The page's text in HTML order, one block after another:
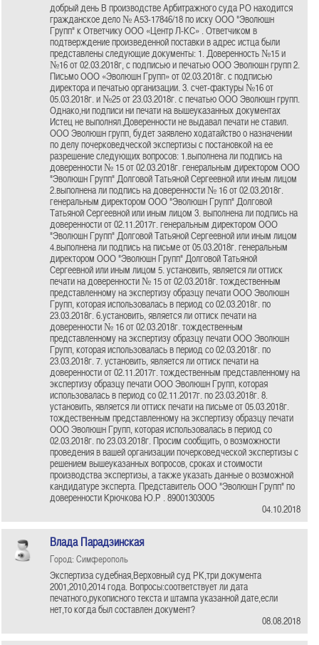
добрый день В производстве Арбитражного суда РО находится
гражданское дело № А53-17846/18 по иску ООО "Эволюшн
Групп" к Ответчику ООО «Центр Л-КС» . Ответчиком в
подтверждение произведенной поставки в адрес истца были
представлены следующие документы: 1. Доверенность №15 и
№16 от 02.03.2018г, с подписью и печатью ООО Эволюшн групп 2.
Письмо ООО «Эволюшн Групп» от 02.03.2018г. с подписью
директора и печатью организации. 3. счет-фактуры №16 от
05.03.2018г. и №25 от 23.03.2018г. с печатью ООО Эволюшн групп.
Однако,ни подписи ни печати на вышеуказанных документах
Истец не выполнял.Доверенности не выдавал печати не ставил.
ООО Эволюшн групп, будет заявлено ходатайство о назначении
по делу почерковедческой экспертизы с постановкой на ее
разрешение следующих вопросов: 1.выполнена ли подпись на
доверенности № 15 от 02.03.2018г. генеральным директором ООО
"Эволюшн Групп" Долговой Татьяной Сергеевной или иным лицом
2.выполнена ли подпись на доверенности № 16 от 02.03.2018г.
генеральным директором ООО "Эволюшн Групп" Долговой
Татьяной Сергеевной или иным лицом 3. выполнена ли подпись на
доверенности от 02.11.2017г. генеральным директором ООО
"Эволюшн Групп" Долговой Татьяной Сергеевной или иным лицом
4.выполнена ли подпись на письме от 05.03.2018г. генеральным
директором ООО "Эволюшн Групп" Долговой Татьяной
Сергеевной или иным лицом 5. установить, является ли оттиск
печати на доверенности № 15 от 02.03.2018г. тождественным
представленному на экспертизу образцу печати ООО Эволюшн
Групп, которая использовалась в период со 02.03.2018г. по
23.03.2018г. 6.установить, является ли оттиск печати на
доверенности № 16 от 02.03.2018г. тождественным
представленному на экспертизу образцу печати ООО Эволюшн
Групп, которая использовалась в период со 02.03.2018г. по
23.03.2018г. 7. установить, является ли оттиск печати на
доверенности от 02.11.2017г. тождественным представленному на
экспертизу образцу печати ООО Эволюшн Групп, которая
использовалась в период со 02.11.2017г. по 23.03.2018г. 8.
установить, является ли оттиск печати на письме от 05.03.2018г.
тождественным представленному на экспертизу образцу печати
ООО Эволюшн Групп, которая использовалась в период со
02.03.2018г. по 23.03.2018г. Просим сообщить, о возможности
проведения в вашей организации почерковедческой экспертизы с
решением вышеуказанных вопросов, сроках и стоимости
производства экспертизы, а также указать данные о возможной
кандидатуре эксперта. Представитель ООО "Эволюшн Групп" по
доверенности Крючкова Ю.Р . 89001303005
04.10.2018
Влада Парадзинская
Город: Симферополь
Экспертиза судебная,Верховный суд РК,три документа
2001,2010,2014 года. Вопросы:соответствует ли дата
печатного,рукописного текста и штампа указанной дате,если
нет,то когда был составлен документ?
08.08.2018